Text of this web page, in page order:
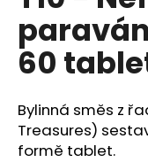
5
hvězdiček.
60
Bylinná směs z
Treasures)
formě tablet.
a
j
í
?